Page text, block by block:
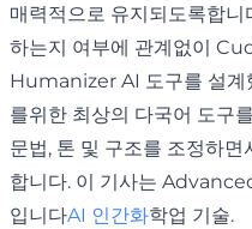
매력적으로 유지되도록합
하는지 여부에 관계없이
Humanizer AI 도구를 설계
를위한 최상의 다국어 도구
문법, 톤 및 구조를 조정하
합니다. 이 기사는
입니다AI 인간화학업 기술.